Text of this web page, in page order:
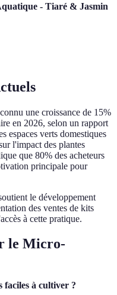
- Tiaré & Jasmin
une croissance de 15%
en 2026, selon un rapport
espaces verts domestiques
l'impact des plantes
que 80% des acheteurs
principale pour
le développement
des ventes de kits
à cette pratique.
le Micro-
faciles à cultiver ?